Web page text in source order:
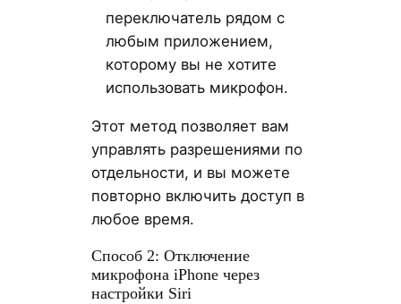
переключатель рядом с
любым приложением,
которому вы не хотите
использовать микрофон.
Этот метод позволяет вам
управлять разрешениями по
отдельности, и вы можете
повторно включить доступ в
любое время.
Способ 2: Отключение
микрофона iPhone через
настройки Siri